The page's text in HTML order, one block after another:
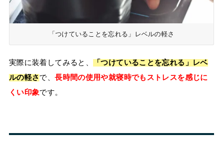
「つけていることを忘れる」レベルの軽さ
実際に装着してみると、
「つけていることを忘れる」レベ
ルの軽さで、長時間の使用や就寝時でもストレスを感じに
くい印象です。